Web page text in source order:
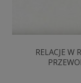
RELACJE W